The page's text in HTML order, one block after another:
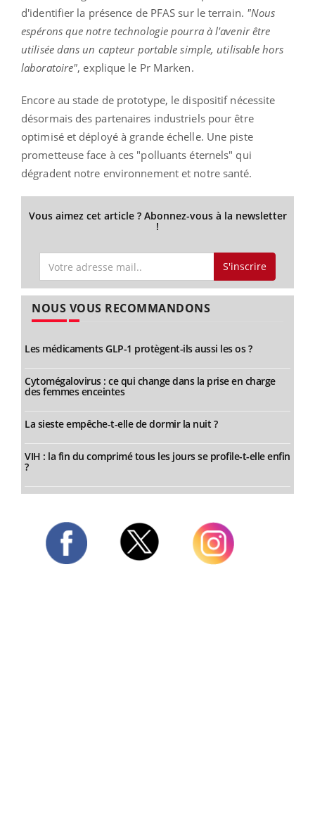
d'identifier la présence de PFAS sur le terrain. "Nous
espérons que notre technologie pourra à l'avenir être
utilisée dans un capteur portable simple, utilisable hors
laboratoire", explique le Pr Marken.
Encore au stade de prototype, le dispositif nécessite
désormais des partenaires industriels pour être
optimisé et déployé à grande échelle. Une piste
prometteuse face à ces "polluants éternels" qui
dégradent notre environnement et notre santé.
Vous aimez cet article ? Abonnez-vous à la newsletter
!
S'inscrire
NOUS VOUS RECOMMANDONS
Les médicaments GLP-1 protègent-ils aussi les os ?
Cytomégalovirus : ce qui change dans la prise en charge
des femmes enceintes
La sieste empêche-t-elle de dormir la nuit ?
VIH : la fin du comprimé tous les jours se profile-t-elle enfin
?